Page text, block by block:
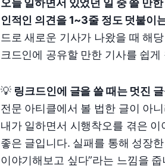
오늘 일하면서 있었던 일 중 쓸 만
인적인 의견을 1~3줄 정도 덧붙이
드로 새로운 기사가 나왔을 때 해
크드인에 공유할 만한 기사를 쉽
💡 링크드인에 글을 쓸 때는 멋진
전문 아티클에서 볼 법한 글이 아
내가 일하면서 시행착오를 겪은
좋은 글입니다. 실패를 통해 성장
이야기해보고 싶다”라는 느낌을 줍